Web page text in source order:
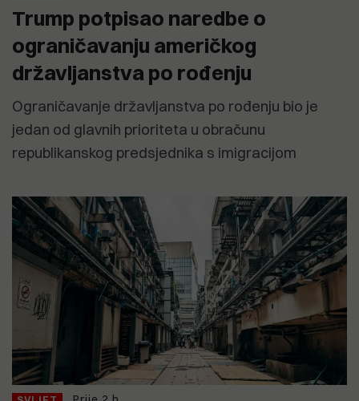
Trump potpisao naredbe o
ograničavanju američkog
državljanstva po rođenju
Ograničavanje državljanstva po rođenju bio je
jedan od glavnih prioriteta u obračunu
republikanskog predsjednika s imigracijom